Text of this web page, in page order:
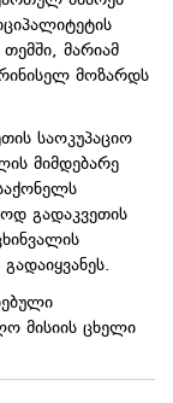
მარიამ
მოზარდს
საოკუპაციო
მიმდებარე
გადაკვეთის
მისიის ცხელი